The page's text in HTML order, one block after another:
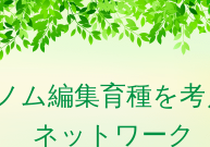
ム編集育種を考
ネットワーク